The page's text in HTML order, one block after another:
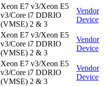
Xeon E7 v3/Xeon E5
v3/Core i7 DDRIO
(VMSE) 2 & 3
Vendor
Device
Xeon E7 v3/Xeon E5
v3/Core i7 DDRIO
(VMSE) 2 & 3
Vendor
Device
Xeon E7 v3/Xeon E5
v3/Core i7 DDRIO
(VMSE) 2 & 3
Vendor
Device